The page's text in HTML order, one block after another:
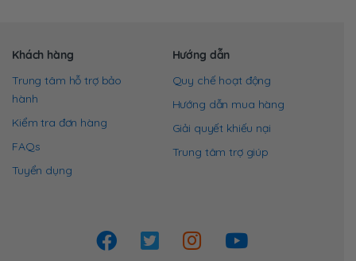
Khách hàng
Trung tâm hỗ trợ bảo
hành
Kiểm tra đơn hàng
FAQs
Tuyển dụng
Hướng dẫn
Quy chế hoạt động
Hướng dẫn mua hàng
Giải quyết khiếu nại
Trung tâm trợ giúp